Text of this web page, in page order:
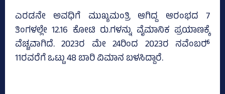
ಎರಡನೇ ಅವಧಿಗೆ ಮುಖ್ಯಮಂತ್ರಿ ಆಗಿದ್ದ ಆರಂಭದ 7
ತಿಂಗಳಲ್ಲೇ 12.16 ಕೋಟಿ ರು.ಗಳನ್ನು ವೈಮಾನಿಕ ಪ್ರಯಾಣಕ್ಕೆ
ವೆಚ್ಚವಾಗಿದೆ. 2023ರ ಮೇ 24ರಿಂದ 2023ರ ನವೆಂಬರ್‍‌
11ರವರೆಗೆ ಒಟ್ಟು 48 ಬಾರಿ ವಿಮಾನ ಬಳಸಿದ್ದಾರೆ.